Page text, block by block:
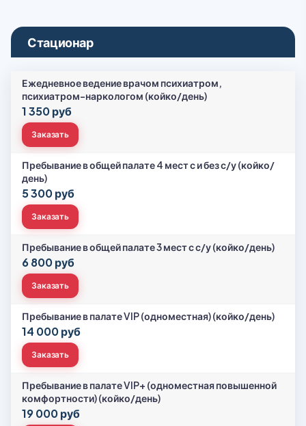
Стационар
Ежедневное ведение врачом психиатром,
психиатром-наркологом (койко/день)
1 350 руб
Заказать
Пребывание в общей палате 4 мест с и без с/у (койко/
день)
5 300 руб
Заказать
Пребывание в общей палате 3 мест с с/у (койко/день)
6 800 руб
Заказать
Пребывание в палате VIP (одноместная) (койко/день)
14 000 руб
Заказать
Пребывание в палате VIP+ (одноместная повышенной
комфортности) (койко/день)
19 000 руб